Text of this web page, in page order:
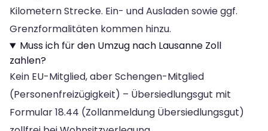
Kilometern Strecke. Ein- und Ausladen sowie ggf.
Grenzformalitäten kommen hinzu.
Muss ich für den Umzug nach Lausanne Zoll
zahlen?
Kein EU-Mitglied, aber Schengen-Mitglied
(Personenfreizügigkeit) – Übersiedlungsgut mit
Formular 18.44 (Zollanmeldung Übersiedlungsgut)